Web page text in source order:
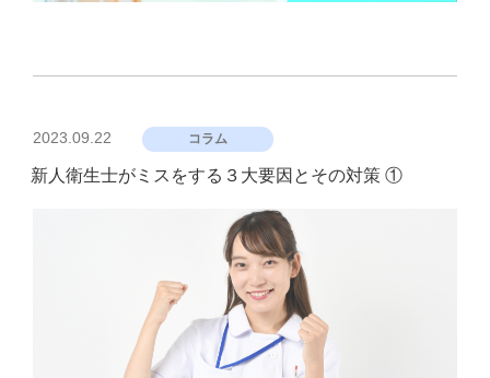
投
日:
2023.09.22 コラム
新人衛生士がミスをする３大要因とその対策 ①